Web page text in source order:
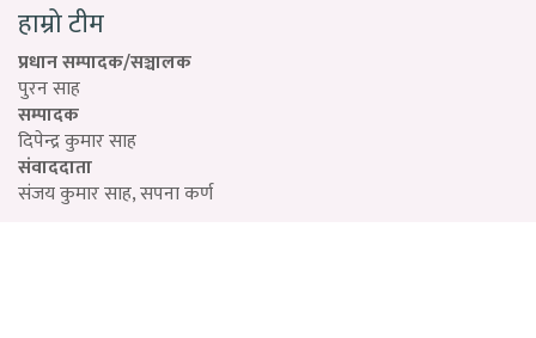
हाम्रो टीम
प्रधान सम्पादक/सञ्चालक
पुरन साह
सम्पादक
दिपेन्द्र कुमार साह
संवाददाता
संजय कुमार साह, सपना कर्ण